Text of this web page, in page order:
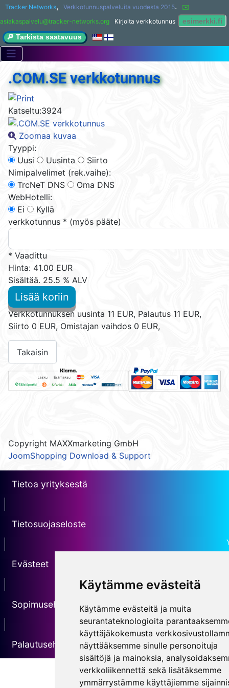
Käytämme evästeitä
Käytämme evästeitä ja muita
seurantateknologioita
käyttäjäkokemusta
näyttääksemme sinulle personoituja
sisältöjä ja mainoksia,
verkkoliikennettä sekä lisätäksemme
ymmärrystämme käyttäjiemme
Tracker Networks, Verkkotunnuspalveluita vuodesta 2015.
✉️
asiakaspalvelu@tracker-networks.org
Kirjoita verkkotunnus
🔎 Tarkista saatavuus
.COM.SE verkkotunnus
Katseltu:3924
Zoomaa kuvaa
Tyyppi:
Uusi
Uusinta
Siirto
Nimipalvelimet (rek.vaihe):
TrcNeT DNS
Oma DNS
WebHotelli:
Ei
Kyllä
verkkotunnus * (myös pääte)
* Vaadittu
Hinta: 41.00 EUR
Sisältää. 25.5 % ALV
Lisää koriin
Verkkotunnuksen uusinta 11 EUR, Palautus 11 EUR,
Siirto 0 EUR, Omistajan vaihdos 0 EUR,
Copyright MAXXmarketing GmbH
JoomShopping Download & Support
Tietoa yrityksestä
Tietosuojaseloste
Evästeet
Sopimusehdot
Palautusehdot